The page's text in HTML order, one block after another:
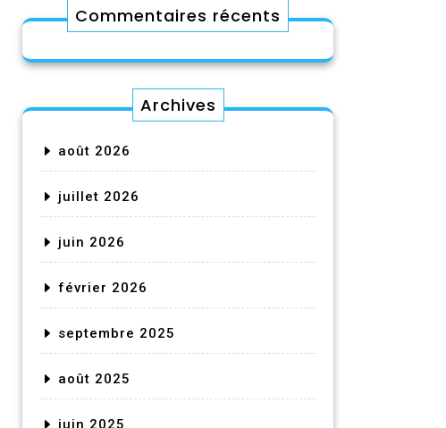
Commentaires récents
Archives
août 2026
juillet 2026
juin 2026
février 2026
septembre 2025
août 2025
juin 2025